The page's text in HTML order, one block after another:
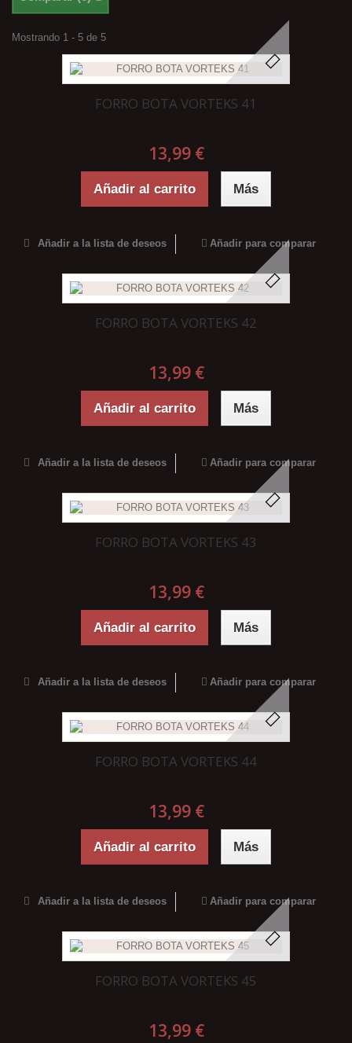
Mostrando 1 - 5 de 5
FORRO BOTA VORTEKS 41
13,99 €
Añadir al carrito Más
Añadir a la lista de deseos Añadir para comparar
FORRO BOTA VORTEKS 42
13,99 €
Añadir al carrito Más
Añadir a la lista de deseos Añadir para comparar
FORRO BOTA VORTEKS 43
13,99 €
Añadir al carrito Más
Añadir a la lista de deseos Añadir para comparar
FORRO BOTA VORTEKS 44
13,99 €
Añadir al carrito Más
Añadir a la lista de deseos Añadir para comparar
FORRO BOTA VORTEKS 45
13,99 €